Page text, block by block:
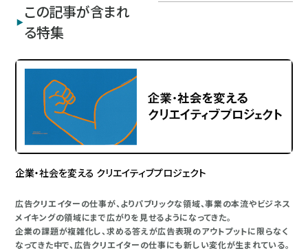
この記事が含まれ
る特集
企業・社会を変える クリエイティブプロジェクト
広告クリエイターの仕事が、よりパブリックな領域、事業の本流やビジネス
メイキングの領域にまで広がりを見せるようになってきた。
企業の課題が複雑化し、求める答えが広告表現のアウトプットに限らなく
なってきた中で、広告クリエイターの仕事にも新しい変化が生まれている。